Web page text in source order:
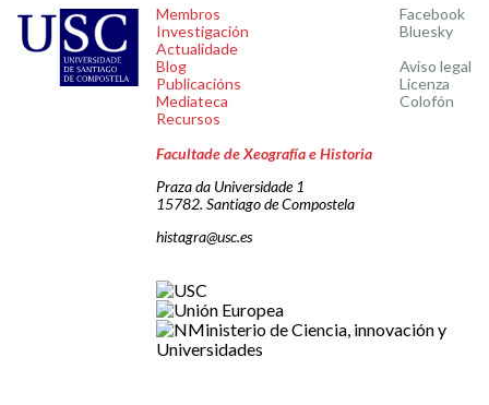
Membros
Investigación
Actualidade
Blog
Publicacións
Mediateca
Recursos
Facebook
Bluesky
Aviso legal
Licenza
Colofón
Facultade de Xeografía e Historia
Praza da Universidade 1
15782. Santiago de Compostela
histagra@usc.es